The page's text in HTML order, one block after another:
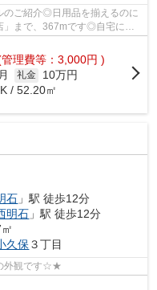
のご紹介◎日用品を揃えるのに
まで、367mです◎自宅にオ
理費等：3,000円 )
礼金
10万円
/ 52.20㎡
石 」駅 徒歩12分
明石 」駅 徒歩12分
久保３丁目
外観です☆★